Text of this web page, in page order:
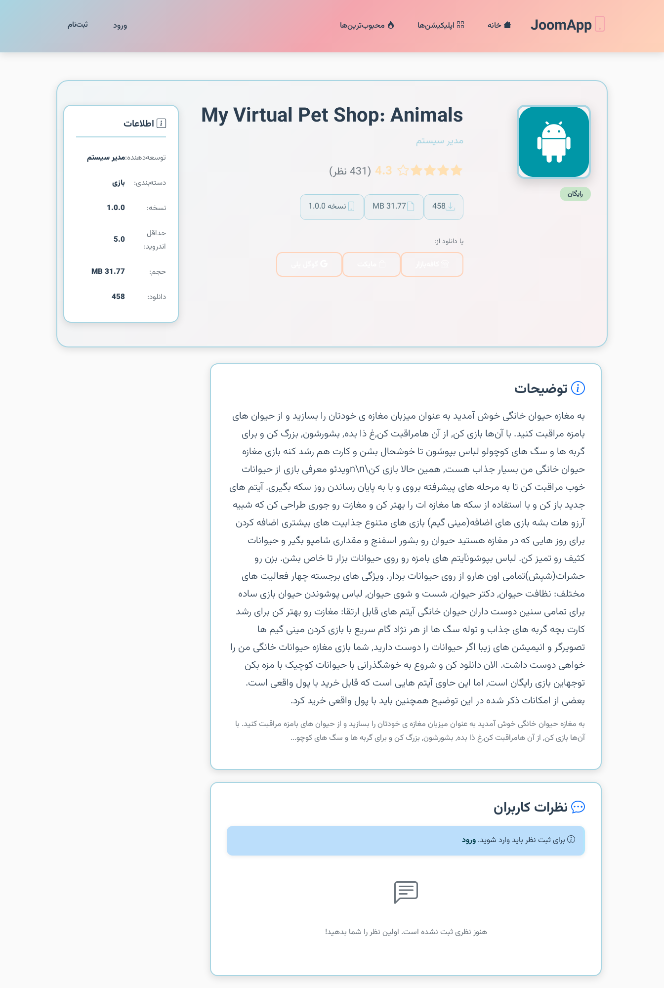
JoomApp خانه اپلیکیشن‌ها محبوب‌ترین‌ها ورود ثبت‌نام
رایگان
My Virtual Pet Shop: Animals
مدیر سیستم
4.3 (431 نظر)
458
31.77 MB نسخه 1.0.0
یا دانلود از:
اطلاعات
توسعه‌دهنده:مدیر سیستم
دسته‌بندی: بازی
نسخه: 1.0.0
حداقل
اندروید:
5.0
حجم: 31.77 MB
دانلود: 458
توضیحات
‏‏به مغازه حیوان خانگی خوش آمدید‏ به عنوان میزبان مغازه ی خودتان را بسازید و از حیوان های
بامزه مراقبت کنید. با آن‌ها بازی کن, از آن هامراقبت کن,غ ذا بده, بشورشون, بزرگ کن و برای
گربه ها و سگ های کوچولو لباس بپوشون تا خوشحال بشن و کارت هم رشد کنه بازی مغازه
حیوان خانگی من بسیار جذاب هست, همین حالا بازی کن\n\nویدئو معرفی بازی‏ از حیوانات
خوب مراقبت کن تا به مرحله های پیشرفته بروی و با به پایان رساندن روز سکه بگیری. آیتم های
جدید باز کن و با استفاده از سکه ها مغازه ات را بهتر کن و مغازت رو جوری طراحی کن که شبیه
آرزو هات بشه‏ بازی های اضافه(مینی گیم)‏ بازی های متنوع جذابیت های بیشتری اضافه کردن
برای روز هایی که در مغازه هستید‏ حیوان رو بشور اسفنج و مقداری شامپو بگیر و حیوانات
کثیف رو تمیز کن.‏ لباس بپوشونآیتم های بامزه رو روی حیوانات بزار تا خاص بشن.‏ بزن رو
حشرات(شپش)تمامی اون هارو از روی حیوانات بردار.‏ ویژگی های برجسته‏ چهار فعالیت های
مختلف: نظافت حیوان, دکتر حیوان, شست و شوی حیوان, لباس پوشوندن حیوان‏ بازی ساده
برای تمامی سنین دوست داران حیوان خانگی‏ آیتم های قابل ارتقا: مغازت رو بهتر کن برای رشد
کارت‏ بچه گربه های جذاب و توله سگ ها از هر نژاد‏ گام سریع با بازی کردن مینی گیم ها‏
تصویرگر و انیمیشن های زیبا‏ اگر حیوانات را دوست دارید, شما بازی مغازه حیوانات خانگی من را
خواهی دوست داشت.‏ الان دانلود کن و شروع به خوشگذرانی با حیوانات کوچیک با مزه بکن‏
توجهاین بازی رایگان است, اما این حاوی آیتم هایی است که قابل خرید با پول واقعی است.
بعضی از امکانات ذکر شده در این توضیح همچنین باید با پول واقعی خرید کرد.
‏‏به مغازه حیوان خانگی خوش آمدید‏ به عنوان میزبان مغازه ی خودتان را بسازید و از حیوان های بامزه مراقبت کنید. با
آن‌ها بازی کن, از آن هامراقبت کن,غ ذا بده, بشورشون, بزرگ کن و برای گربه ها و سگ های کوچو...
نظرات کاربران
برای ثبت نظر باید وارد شوید. ورود
هنوز نظری ثبت نشده است. اولین نظر را شما بدهید!